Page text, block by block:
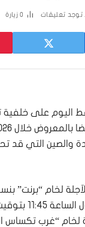
توجد تعليقات 0 زيارة
اليوم على
والصين التي قد
دولار